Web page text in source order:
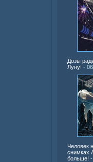
Дозы
Луну! -
Человек
снимках
больше!